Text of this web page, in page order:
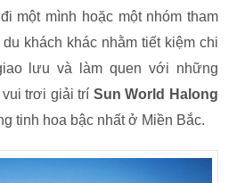
một mình hoặc một nhóm tham
khách khác nhằm tiết kiệm chi
lưu và làm quen với những
trơi giải trí Sun World Halong
tinh hoa bậc nhất ở Miền Bắc.